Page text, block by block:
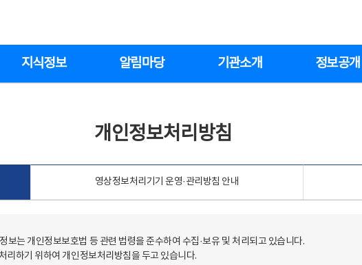
지식정보 알림마당 기관소개 정보공개
개인정보처리방침
영상정보처리기기 운영·관리방침 안내
는 개인정보보호법 등 관련 법령을 준수하여 수집·보유 및 처리되고 있습니다.
리하기 위하여 개인정보처리방침을 두고 있습니다.